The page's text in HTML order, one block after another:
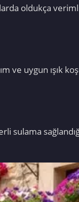
oldukça
ve uygun ışık
sulama